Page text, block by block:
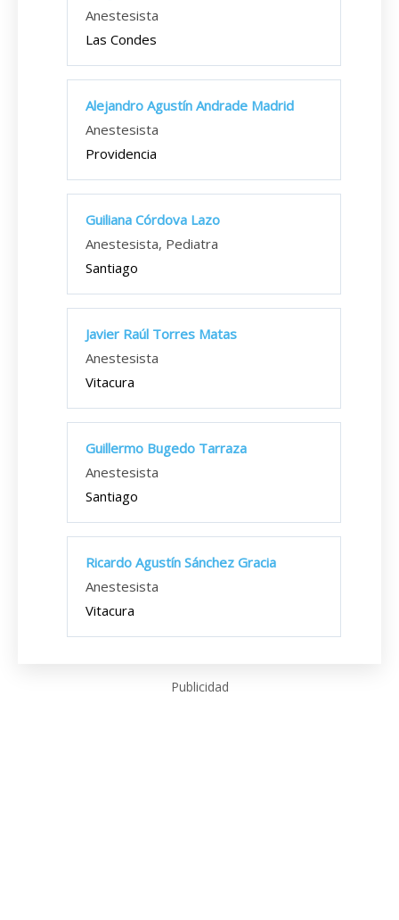
Anestesista
Las Condes
Alejandro Agustín Andrade Madrid
Anestesista
Providencia
Guiliana Córdova Lazo
Anestesista, Pediatra
Santiago
Javier Raúl Torres Matas
Anestesista
Vitacura
Guillermo Bugedo Tarraza
Anestesista
Santiago
Ricardo Agustín Sánchez Gracia
Anestesista
Vitacura
Publicidad